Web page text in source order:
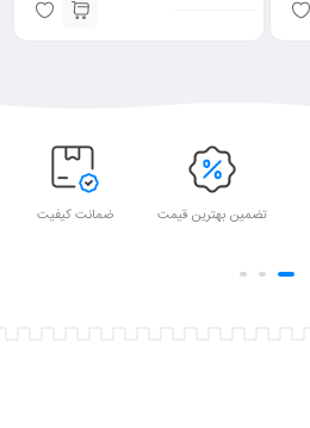
تضمین بهترین قیمت ضمانت کیفیت